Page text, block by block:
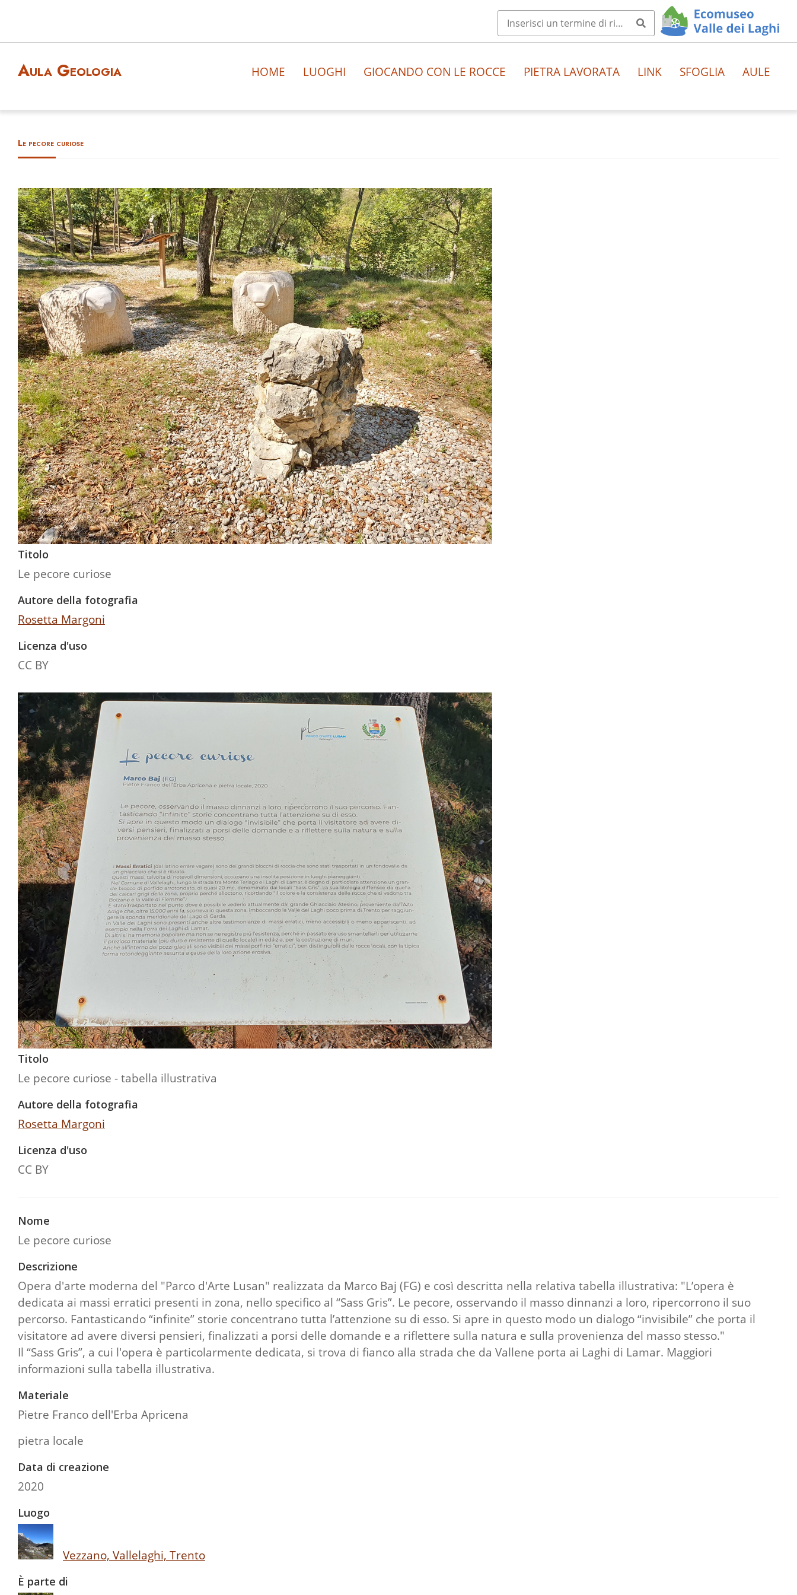
Aula Geologia HOME LUOGHI GIOCANDO CON LE ROCCE PIETRA LAVORATA LINK SFOGLIA AULE
Le pecore curiose
Titolo
Le pecore curiose
Autore della fotografia
Rosetta Margoni
Licenza d'uso
CC BY
Titolo
Le pecore curiose - tabella illustrativa
Autore della fotografia
Rosetta Margoni
Licenza d'uso
CC BY
Nome
Le pecore curiose
Descrizione
Opera d'arte moderna del "Parco d'Arte Lusan" realizzata da Marco Baj (FG) e così descritta nella relativa tabella illustrativa: "L’opera è
dedicata ai massi erratici presenti in zona, nello specifico al “Sass Gris”. Le pecore, osservando il masso dinnanzi a loro, ripercorrono il suo
percorso. Fantasticando “infinite” storie concentrano tutta l’attenzione su di esso. Si apre in questo modo un dialogo “invisibile” che porta il
visitatore ad avere diversi pensieri, finalizzati a porsi delle domande e a riflettere sulla natura e sulla provenienza del masso stesso."
Il “Sass Gris”, a cui l'opera è particolarmente dedicata, si trova di fianco alla strada che da Vallene porta ai Laghi di Lamar. Maggiori
informazioni sulla tabella illustrativa.
Materiale
Pietre Franco dell'Erba Apricena
pietra locale
Data di creazione
2020
Luogo
Vezzano, Vallelaghi, Trento
È parte di